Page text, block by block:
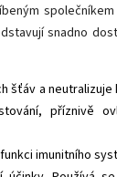
snadno
šťáv a
příznivě
imunitního